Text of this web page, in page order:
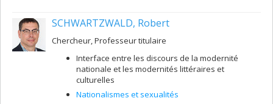
septentrionale de l’Amérique du Nord. J’emploie l’histoire
Québec comme des structures de gouvernance, tout en
les situant ainsi que leurs populations dans les
courants transnationaux et mondiaux.
Mon premier livre,
Nationalisms and the Canada-Québec-France Triangle, 1944-
SCHWARTZWALD, Robert
Chercheur, Professeur titulaire
Interface entre les discours de la modernité
nationale et les modernités littéraires et
culturelles
Nationalismes et sexualités